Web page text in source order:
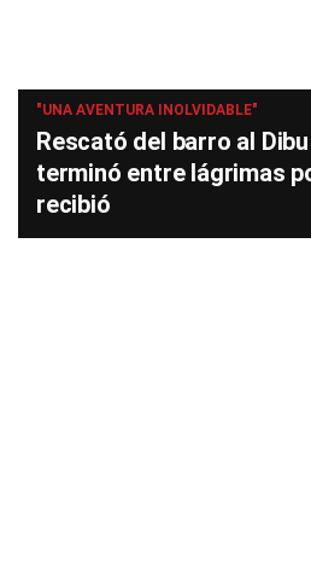
"UNA AVENTURA INOLVIDABLE"
Rescató del barro al
terminó entre lágrimas
recibió